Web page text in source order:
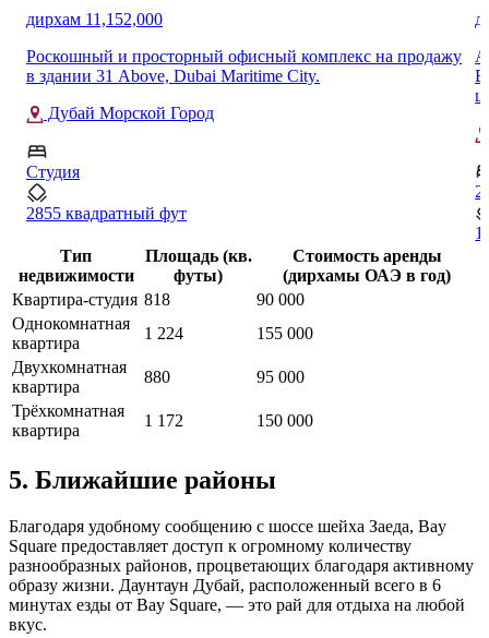
дирхам 7,723,888
Апартаменты с 2 спальнями и видом на небоскреб
Бурдж-Халифа на продажу в комплексе Opera Grand в
2
3
Тип
недвижимости
Площадь (кв.
футы)
Стоимость аренды
(дирхамы ОАЭ в год)
Квартира-студия 818
90 000
Однокомнатная
квартира
1 224
155 000
Двухкомнатная
квартира
880
95 000
Трёхкомнатная
квартира
1 172 150 000
5. Ближайшие районы
Благодаря удобному сообщению с шоссе шейха Заеда, Bay
Square предоставляет доступ к огромному количеству
разнообразных районов, процветающих благодаря активному
образу жизни. Даунтаун Дубай, расположенный всего в 6
минутах езды от Bay Square, — это рай для отдыха на любой
вкус.